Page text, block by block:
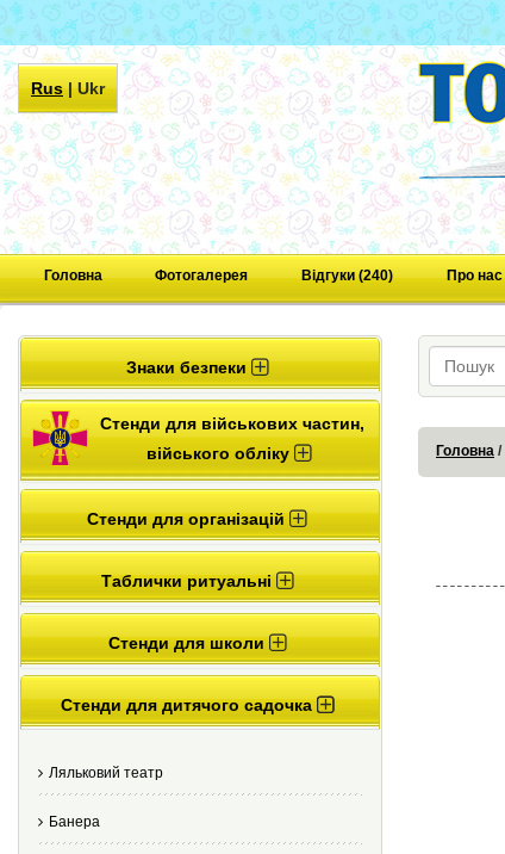
Rus|Ukr
Головна Фотогалерея Відгуки (240) Про нас
Знаки безпеки
Стенди для військових частин,
війського обліку
Стенди для організацій
Таблички ритуальні
Стенди для школи
Стенди для дитячого садочка
Ляльковий театр
Банера
Головна